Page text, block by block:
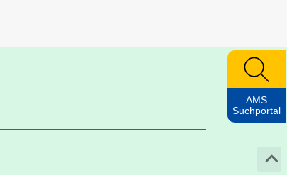
AMS
Suchportal